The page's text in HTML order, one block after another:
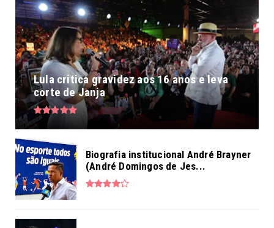
Lula critica gravidez aos 16 anos e leva
corte de Janja
Biografia institucional André Brayner
(André Domingos de Jes...